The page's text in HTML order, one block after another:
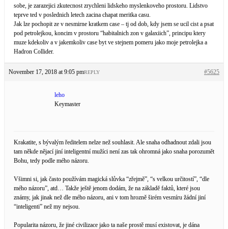
sobe, je zarazejici zkutecnost zrychleni lidskeho myslenkoveho prostoru. Lidstvo
teprve ted v poslednich letech zacina chapat meritka casu.
Jak lze pochopit ze v nesmirne kratkem case – tj od dob, kdy jsem se ucil cist a psat
pod petrolejkou, koncim v prostoru “habitalnich zon v galaxiich”, principu ktery
muze kdekoliv a v jakemkoliv case byt ve stejnem pomeru jako moje petrolejka a
Hadron Collider.
November 17, 2018 at 9:05 pm #5625
REPLY
leho
Keymaster
Krakatite, s bývalým ředitelem nelze než souhlasit. Ale snaha odhadnout zdali jsou
tam někde nějací jiní inteligentní mužíci není zas tak ohromná jako snaha porozumět
Bohu, tedy podle mého názoru.
Všimni si, jak často používám magická slůvka “zřejmě”, “s velkou určitostí”, “dle
mého názoru”, atd… Takže ještě jenom dodám, že na základě faktů, které jsou
známy, jak jinak než dle mého názoru, ani v tom hrozně širém vesmíru žádní jiní
“inteligenti” než my nejsou.
Popularita názoru, že jiné civilizace jako ta naše prostě musí existovat, je dána